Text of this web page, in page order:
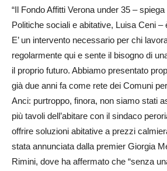
“Il Fondo Affitti Verona under 35 –
Politiche sociali e abitative, Luisa Ceni –
E’ un intervento necessario per chi
regolarmente qui e sente il bisogno di
il proprio futuro. Abbiamo presentato
già due anni fa come rete dei Comuni per
Anci: purtroppo, finora, non siamo stati
più tavoli dell’abitare con il sindaco
offrire soluzioni abitative a prezzi
stata annunciata dalla premier Giorgia
Rimini, dove ha affermato che “senza